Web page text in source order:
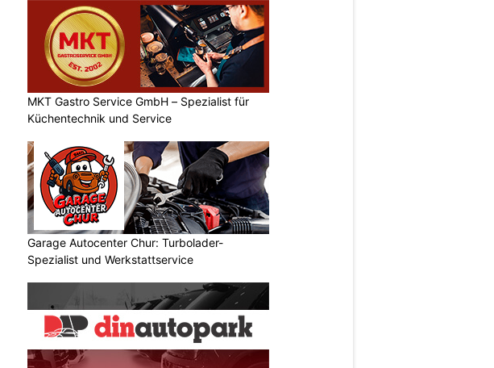
MKT Gastro Service GmbH – Spezialist für
Küchentechnik und Service
Garage Autocenter Chur: Turbolader-
Spezialist und Werkstattservice